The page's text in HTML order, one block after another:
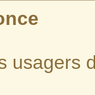
usagers